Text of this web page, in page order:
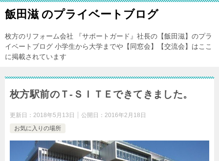
飯田滋 のプライベートブログ
枚方のリフォーム会社 『サポートガード』社長の【飯田滋】のプラ
イベートブログ 小学生から大学までや【同窓会】【交流会】はここ
に掲載されています
枚方駅前のＴ-ＳＩＴＥできてきました。
更新日： 2018年5月13日 公開日： 2016年2月18日
お気に入りの場所